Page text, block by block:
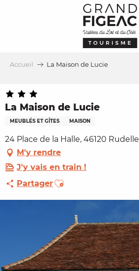
Accueil La Maison de Lucie
La Maison de Lucie
MEUBLÉS ET GÎTES MAISON
24 Place de la Halle, 46120 Rudelle
M'y rendre
J'y vais en train !
PartagerAjouter aux favoris